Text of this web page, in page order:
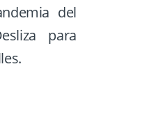
del
para